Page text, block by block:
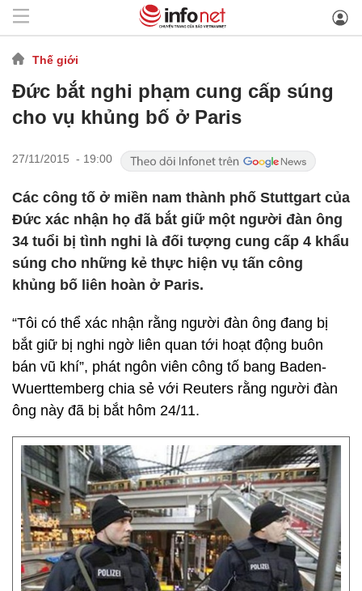
Thế giới
Đức bắt nghi phạm cung cấp súng
cho vụ khủng bố ở Paris
27/11/2015 - 19:00
Các công tố ở miền nam thành phố Stuttgart của
Đức xác nhận họ đã bắt giữ một người đàn ông
34 tuổi bị tình nghi là đối tượng cung cấp 4 khẩu
súng cho những kẻ thực hiện vụ tấn công
khủng bố liên hoàn ở Paris.
“Tôi có thể xác nhận rằng người đàn ông đang bị
bắt giữ bị nghi ngờ liên quan tới hoạt động buôn
bán vũ khí”, phát ngôn viên công tố bang Baden-
Wuerttemberg chia sẻ với Reuters rằng người đàn
ông này đã bị bắt hôm 24/11.